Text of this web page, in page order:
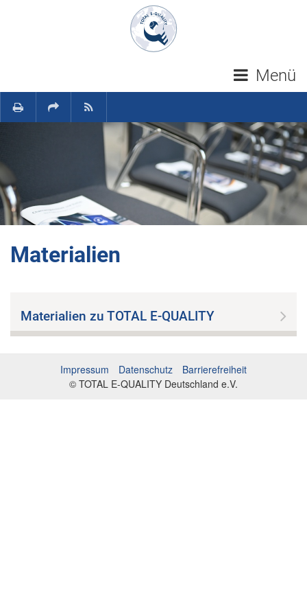
Navigation überspringen
Menü
Materialien
Materialien zu TOTAL E-QUALITY
Impressum Datenschutz
Barrierefreiheit
© TOTAL E-QUALITY Deutschland e.V.